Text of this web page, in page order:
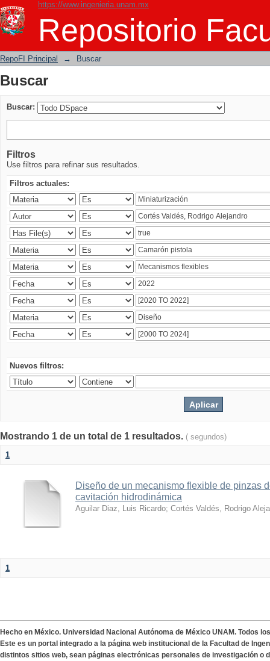
https://www.ingenieria.unam.mx
Repositorio
Buscar
RepoFI Principal → Buscar
Buscar
Buscar:
Filtros
Use filtros para refinar sus resultados.
Filtros actuales:
Nuevos filtros:
Mostrando 1 de un total de 1 resultados. ( segundos)
1
Diseño de un mecanismo flexible de pinzas
cavitación hidrodinámica
Aguilar Diaz, Luis Ricardo; Cortés Valdés, Rodrigo
1
Hecho en México. Universidad Nacional Autónoma de México UNAM. Todos
Este es un portal integrado a la página web institucional de la Facultad de
distintos sitios web, sean páginas electrónicas personales de investigación o